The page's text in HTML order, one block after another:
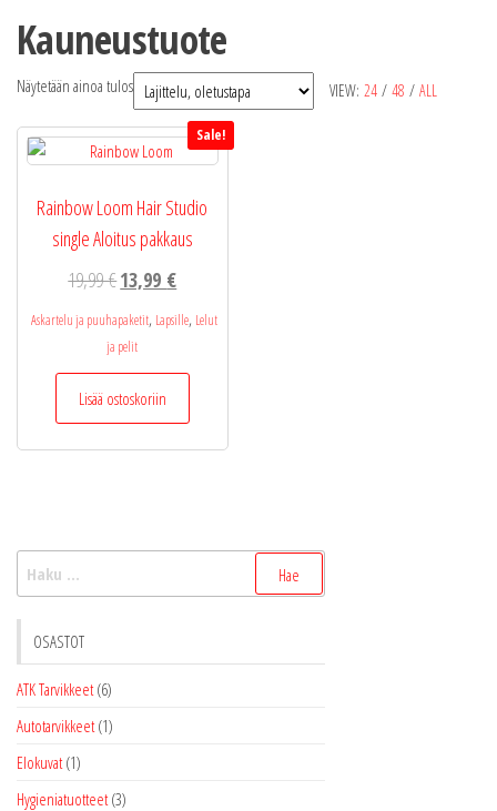
Kauneustuote
VIEW: 24 / 48 / ALL
Näytetään ainoa tulos
Sale!
Rainbow Loom Hair Studio
single Aloitus pakkaus
19,99€Alkuperäinen
hinta
oli:
19,99 €.
13,99 €Nykyinen
hinta
13,99 €.
Askartelu ja puuhapaketit, Lapsille, Lelut
ja pelit
Lisää ostoskoriin
OSASTOT
ATK Tarvikkeet (6)
Autotarvikkeet (1)
Elokuvat (1)
Hygieniatuotteet (3)